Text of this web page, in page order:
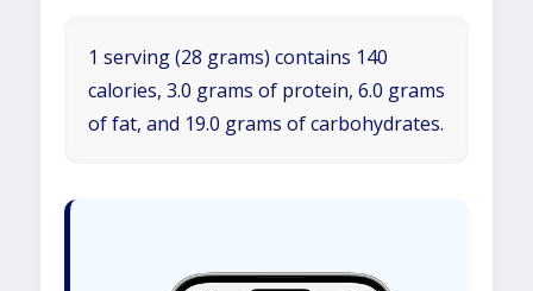
1 serving (28 grams) contains 140
calories, 3.0 grams of protein, 6.0 grams
of fat, and 19.0 grams of carbohydrates.